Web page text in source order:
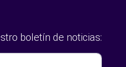
boletín de noticias: